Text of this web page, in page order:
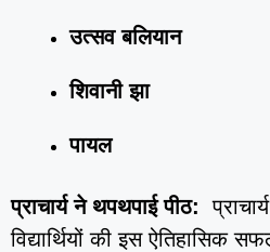
उत्सव बलियान
शिवानी झा
पायल
प्राचार्य ने थपथपाई पीठ:
विद्यार्थियों की इस ऐतिहासिक